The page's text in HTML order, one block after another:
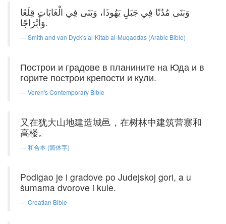
وَبَنَى مُدُنًا فِي جَبَلِ يَهُوذَا، وَبَنَى فِي الْغَابَاتِ قِلَعًا
وَأَبْرَاجًا.
Smith and van Dyck's al-Kitab al-Muqaddas (Arabic Bible)
Построи и градове в планините на Юда и в
горите построи крепости и кули.
Veren's Contemporary Bible
又在犹大山地建造城邑，在树林中建筑营寨和
高楼。
和合本 (简体字)
Podigao je i gradove po Judejskoj gori, a u
šumama dvorove i kule.
Croatian Bible